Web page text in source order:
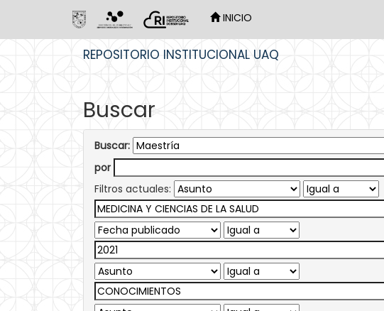
INICIO
REPOSITORIO INSTITUCIONAL UAQ
Buscar
Buscar:
por
Filtros actuales: